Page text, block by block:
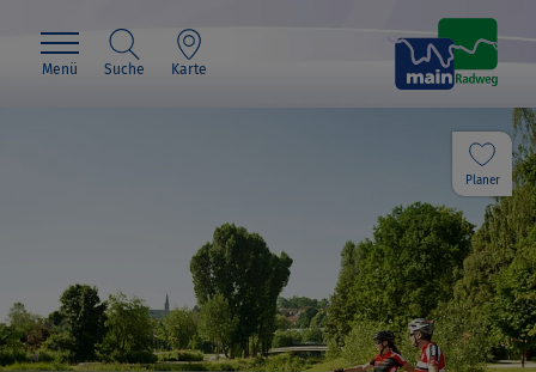
Menü Suche Karte
Planer